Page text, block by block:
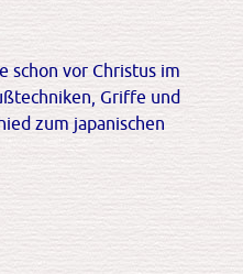
schon vor Christus im
Griffe und
zum japanischen